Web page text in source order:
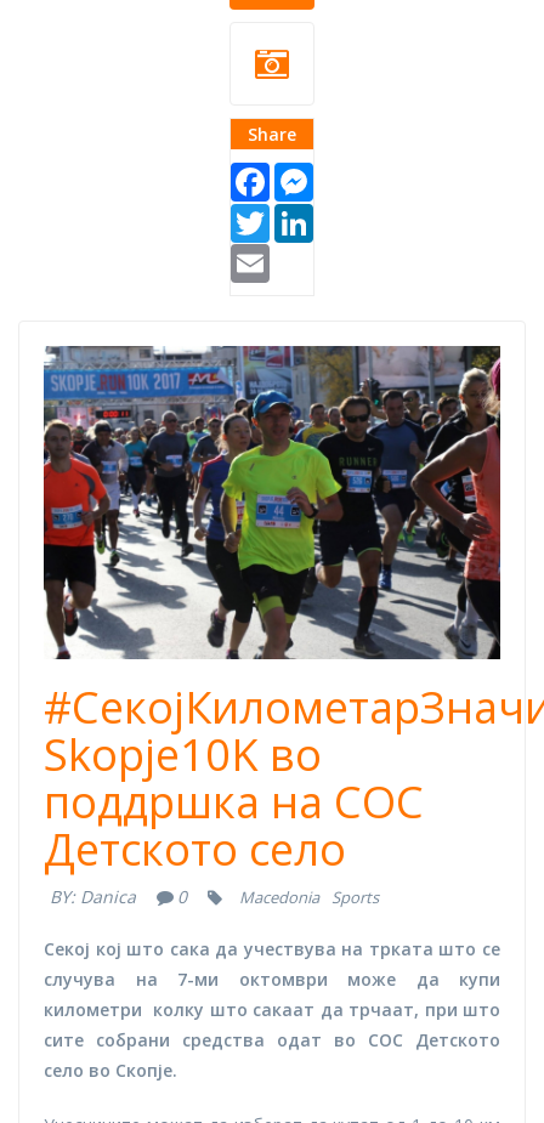
Share
Facebook
Twitter
skopje run.jpg
Skopje10K во
поддршка на СОС
Детското село
BY: Danica 0 Macedonia Sports
Секој кој што сака да учествува на трката што се
случува на 7-ми октомври може да купи
километри колку што сакаат да трчаат, при што
сите собрани средства одат во СОС Детското
село во Скопје.